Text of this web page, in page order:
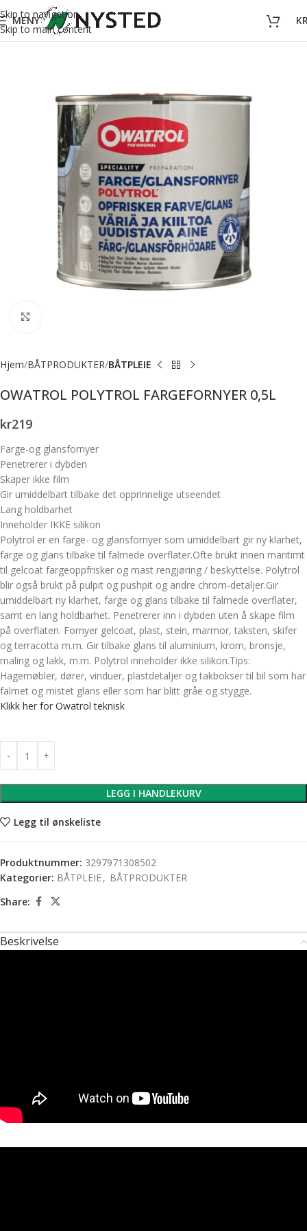
Skip to navigation
Skip to main content
MENY
Hjem BÅTPRODUKTER BÅTPLEIE
OWATROL POLYTROL FARGEFORNYER 0,5L
kr219
Farge-og glansfornyer
Penetrerer i dybden
Skaper ikke film
Gir umiddelbart tilbake det opprinnelige utseendet
Lang holdbarhet
Inneholder IKKE silikon
Polytrol er en farge- og glansfornyer som umiddelbart gir ny klarhet,
farge og glans tilbake til falmede overflater.Ofte brukt innen maritimt
til gelcoat fargeoppfrisker og mast rengjøring / beskyttelse. Polytrol
blir også brukt på pulpit og pushpit og andre chrom-detaljer.Gir
umiddelbart ny klarhet, farge og glans tilbake til falmede overflater,
samt en lang holdbarhet. Penetrerer inn i dybden uten å skape film
på overflaten. Fornyer gelcoat, plast, stein, marmor, taksten, skifer
og terracotta m.m. Gir tilbake glans til aluminium, krom, bronsje,
maling og lakk, m.m. Polytrol inneholder ikke silikon.Tips:
Hagemøbler, dører, vinduer, plastdetaljer og takbokser til bil som har
falmet og mistet glans eller som har blitt gråe og stygge.
Klikk her for Owatrol teknisk
LEGG I HANDLEKURV
Legg til ønskeliste
Produktnummer: 3297971308502
Kategorier: BÅTPLEIE, BÅTPRODUKTER
Share:
Beskrivelse